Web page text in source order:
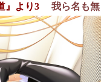
』より3 我ら名も